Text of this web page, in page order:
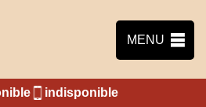
MENU
indisponible